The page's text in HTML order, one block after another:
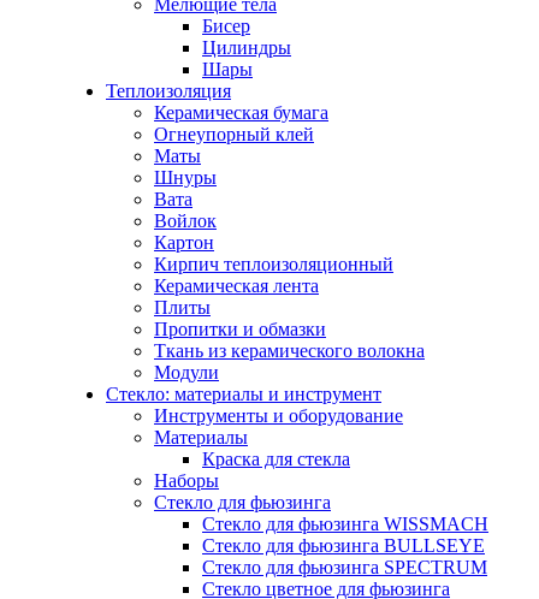
Мелющие тела
Бисер
Цилиндры
Шары
Теплоизоляция
Керамическая бумага
Огнеупорный клей
Маты
Шнуры
Вата
Войлок
Картон
Кирпич теплоизоляционный
Керамическая лента
Плиты
Пропитки и обмазки
Ткань из керамического волокна
Модули
Стекло: материалы и инструмент
Инструменты и оборудование
Материалы
Краска для стекла
Наборы
Стекло для фьюзинга
Стекло для фьюзинга WISSMACH
Стекло для фьюзинга BULLSEYE
Стекло для фьюзинга SPECTRUM
Стекло цветное для фьюзинга